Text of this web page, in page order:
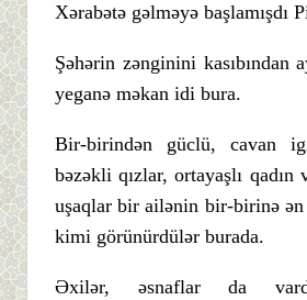
Xərabətə gəlməyə başlamışdı
Şəhərin zənginini kasıbından
yeganə məkan idi bura.
Bir-birindən güclü, cavan
bəzəkli qızlar, ortayaşlı qadın
uşaqlar bir ailənin bir-birinə ən
kimi görünürdülər burada.
Əxilər, əsnaflar da